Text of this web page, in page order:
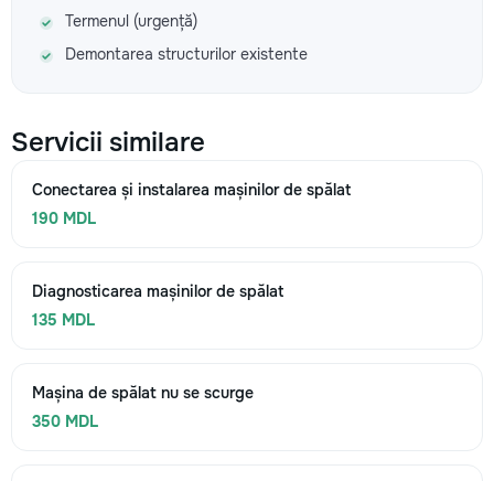
Termenul (urgență)
Demontarea structurilor existente
Servicii similare
Conectarea și instalarea mașinilor de spălat
190 MDL
Diagnosticarea mașinilor de spălat
135 MDL
Mașina de spălat nu se scurge
350 MDL